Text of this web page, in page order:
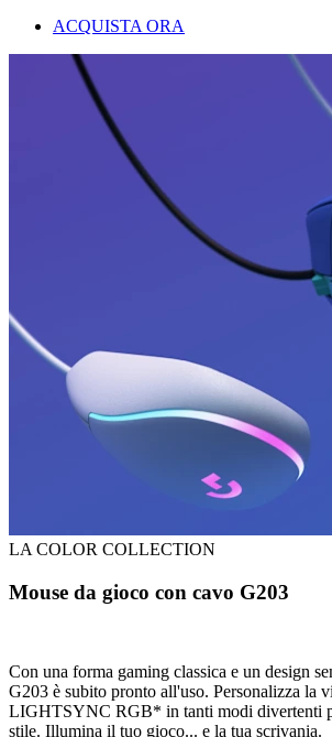
ACQUISTA ORA
LA COLOR COLLECTION
Mouse da gioco con cavo G203
Con una forma gaming classica e un design
G203 è subito pronto all'uso. Personalizza la
LIGHTSYNC RGB* in tanti modi divertenti
stile. Illumina il tuo gioco... e la tua scrivania.